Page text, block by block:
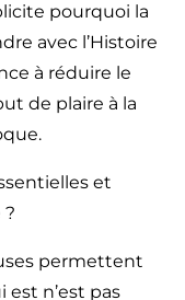
pourquoi la
avec l’Histoire
à réduire le
de plaire à la
et
?
permettent
n’est pas